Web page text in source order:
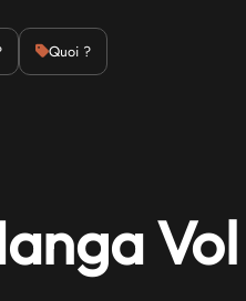
Quoi ?Emulation